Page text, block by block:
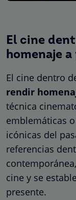
El cine
homenaje
El cine dentro
rendir
técnica
emblemáticas
icónicas del
referencias
cine y se
presente.